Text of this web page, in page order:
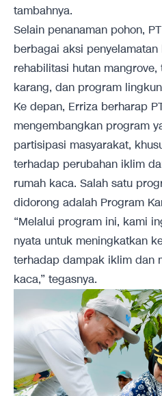
tambahnya.
Selain penanaman pohon,
berbagai aksi
rehabilitasi hutan
karang, dan program
Ke depan, Erriza berharap
mengembangkan program
partisipasi masyarakat,
terhadap perubahan iklim
rumah kaca. Salah satu
didorong adalah Program
“Melalui program ini, kami
nyata untuk meningkatkan
terhadap dampak iklim dan
kaca,” tegasnya.